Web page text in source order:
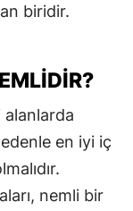
biridir.
alanlarda
en iyi iç
nemli bir